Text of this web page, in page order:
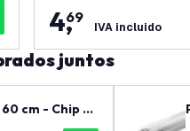
4,
69
IVA incluido
juntos
cm - Chip LE
- IP20 - 5